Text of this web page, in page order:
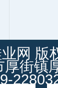
网 版
街镇